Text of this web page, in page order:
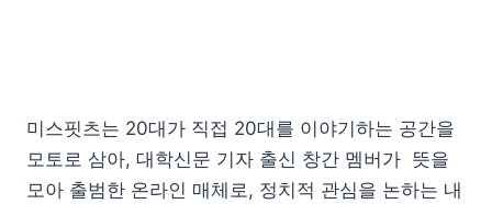
미스핏츠는 20대가 직접 20대를 이야기하는 공간을
모토로 삼아, 대학신문 기자 출신 창간 멤버가 뜻을
모아 출범한 온라인 매체로, 정치적 관심을 논하는 내